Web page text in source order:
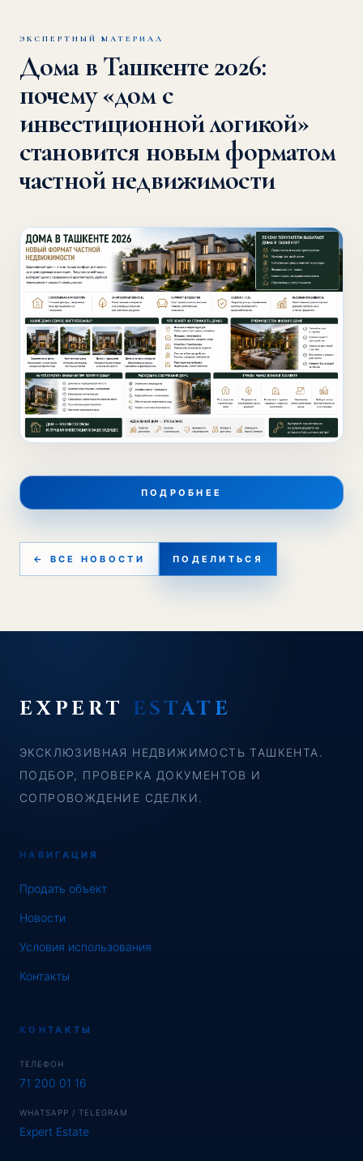
ЭКСПЕРТНЫЙ МАТЕРИАЛ
Дома в Ташкенте 2026:
почему «дом с
инвестиционной логикой»
становится новым форматом
частной недвижимости
ПОДРОБНЕЕ
← ВСЕ НОВОСТИ ПОДЕЛИТЬСЯ
EXPERT ESTATE
ЭКСКЛЮЗИВНАЯ НЕДВИЖИМОСТЬ ТАШКЕНТА.
ПОДБОР, ПРОВЕРКА ДОКУМЕНТОВ И
СОПРОВОЖДЕНИЕ СДЕЛКИ.
НАВИГАЦИЯ
Продать объект
Новости
Условия использования
Контакты
КОНТАКТЫ
ТЕЛЕФОН
71 200 01 16
WHATSAPP / TELEGRAM
Expert Estate